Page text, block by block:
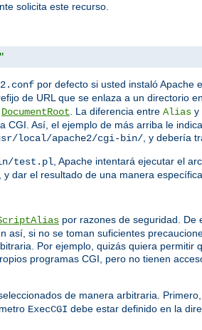
solicita este recurso.
por defecto si usted instaló Apache
de URL que se enlaza a un directorio
DocumentRoot. La diferencia entre Alias y
Así, el ejemplo de más arriba le
local/apache2/cgi-bin/, y debería
test.pl, Apache intentará ejecutar el
dar el resultado de una manera
por razones de seguridad. De
si no se toman suficientes
Por ejemplo, quizás quiera permitir
programas CGI, pero no tienen
de manera arbitraria.
ExecCGI debe estar definido en la